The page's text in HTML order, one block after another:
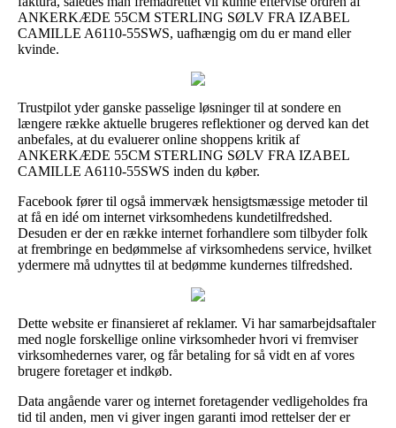
ANKERKÆDE 55CM STERLING SØLV FRA IZABEL
CAMILLE A6110-55SWS, uafhængig om du er mand eller
kvinde.
Trustpilot yder ganske passelige løsninger til at sondere en
længere række aktuelle brugeres reflektioner og derved kan det
anbefales, at du evaluerer online shoppens kritik af
ANKERKÆDE 55CM STERLING SØLV FRA IZABEL
CAMILLE A6110-55SWS inden du køber.
Facebook fører til også immervæk hensigtsmæssige metoder til
at få en idé om internet virksomhedens kundetilfredshed.
Desuden er der en række internet forhandlere som tilbyder folk
at frembringe en bedømmelse af virksomhedens service, hvilket
ydermere må udnyttes til at bedømme kundernes tilfredshed.
Dette website er finansieret af reklamer. Vi har samarbejdsaftaler
med nogle forskellige online virksomheder hvori vi fremviser
virksomhedernes varer, og får betaling for så vidt en af vores
brugere foretager et indkøb.
Data angående varer og internet foretagender vedligeholdes fra
tid til anden, men vi giver ingen garanti imod rettelser der er